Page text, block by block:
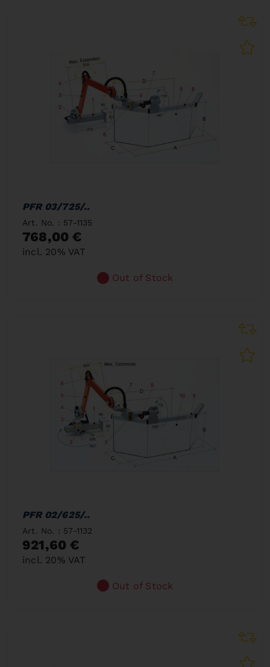
PFR 03/725/..
Art. No. : 57-1135
768,00 €
incl. 20% VAT
Out of Stock
PFR 02/625/..
Art. No. : 57-1132
921,60 €
incl. 20% VAT
Out of Stock